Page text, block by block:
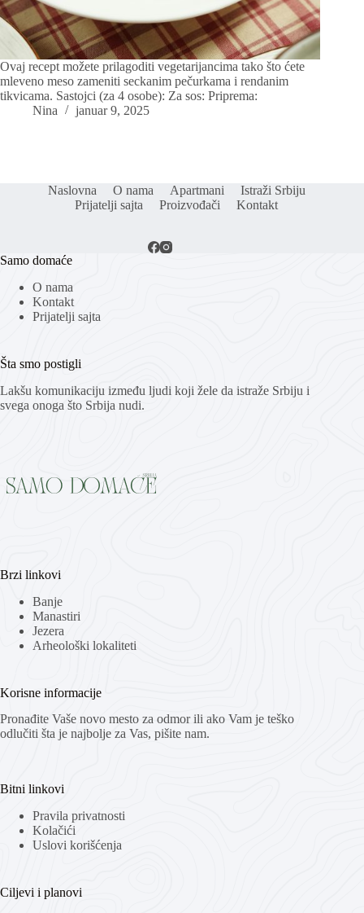
Ovaj recept možete prilagoditi vegetarijancima tako što ćete
mleveno meso zameniti seckanim pečurkama i rendanim
tikvicama. Sastojci (za 4 osobe): Za sos: Priprema:
Nina
januar 9, 2025
Naslovna O nama Apartmani
Istraži Srbiju
Prijatelji sajta
Proizvođači Kontakt
Samo domaće
O nama
Kontakt
Prijatelji sajta
Šta smo postigli
Lakšu komunikaciju između ljudi koji žele da istraže Srbiju i
svega onoga što Srbija nudi.
Brzi linkovi
Banje
Manastiri
Jezera
Arheološki lokaliteti
Korisne informacije
Pronađite Vaše novo mesto za odmor ili ako Vam je teško
odlučiti šta je najbolje za Vas, pišite nam.
Bitni linkovi
Pravila privatnosti
Kolačići
Uslovi korišćenja
Ciljevi i planovi